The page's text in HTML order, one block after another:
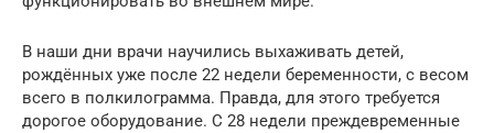
В наши дни врачи научились выхаживать детей,
рождённых уже после 22 недели беременности, с весом
всего в полкилограмма. Правда, для этого требуется
дорогое оборудование. С 28 недели преждевременные